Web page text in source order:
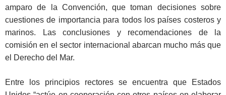
amparo de la Convención, que toman decisiones sobre
cuestiones de importancia para todos los países costeros y
marinos. Las conclusiones y recomendaciones de la
comisión en el sector internacional abarcan mucho más que
el Derecho del Mar.
Entre los principios rectores se encuentra que Estados